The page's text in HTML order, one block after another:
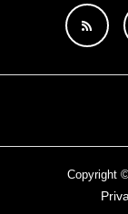
Copyright